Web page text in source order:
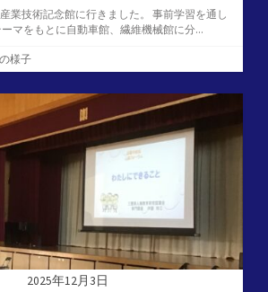
業技術記念館に行きました。 事前学習を通し
マをもとに自動車館、繊維機械館に分...
様子
2025年12月3日